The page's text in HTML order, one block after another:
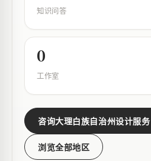
知识问答
0
工作室
咨询大理白族自治州设计服务
浏览全部地区